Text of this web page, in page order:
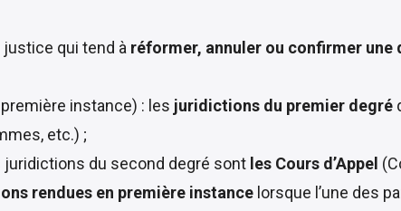
justice qui tend à réformer, annuler ou confirmer une
instance) : les juridictions du premier degré
etc.) ;
juridictions du second degré sont les Cours d’Appel
rendues en première instance lorsque l’une des